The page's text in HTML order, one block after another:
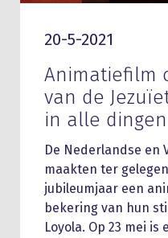
20-5-2021
Animatiefilm
van de
in alle dingen
De Nederlandse en
maakten ter
jubileumjaar een
bekering van hun
Loyola. Op 23 mei is